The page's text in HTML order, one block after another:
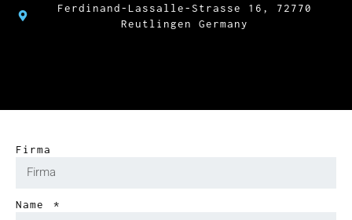
Ferdinand-Lassalle-Strasse 16, 72770
Reutlingen Germany
Firma
Name